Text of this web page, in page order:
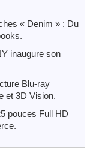
« Denim » : Du
inaugure son
Blu-ray
et 3D Vision.
pouces Full HD